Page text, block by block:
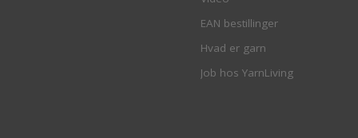
EAN bestillinger
Hvad er garn
Job hos YarnLiving